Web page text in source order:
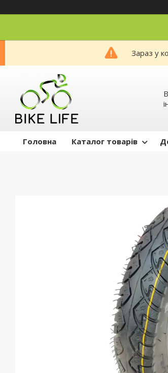
Зараз у
Головна Каталог товарів